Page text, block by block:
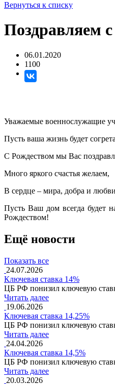
Вернуться к списку
Поздравляем
06.01.2020
1100
Уважаемые военнослужащие
Пусть ваша жизнь будет
С Рождеством мы Вас
Много яркого счастья желаем,
В сердце – мира, добра и
Пусть Ваш дом всегда будет
Рождеством!
Ещё новости
Показать все
24.07.2026
Ключевая ставка 14%
ЦБ РФ понизил ключевую
Читать далее
19.06.2026
Ключевая ставка 14,25%
ЦБ РФ понизил ключевую
Читать далее
24.04.2026
Ключевая ставка 14,5%
ЦБ РФ понизил ключевую
Читать далее
20.03.2026